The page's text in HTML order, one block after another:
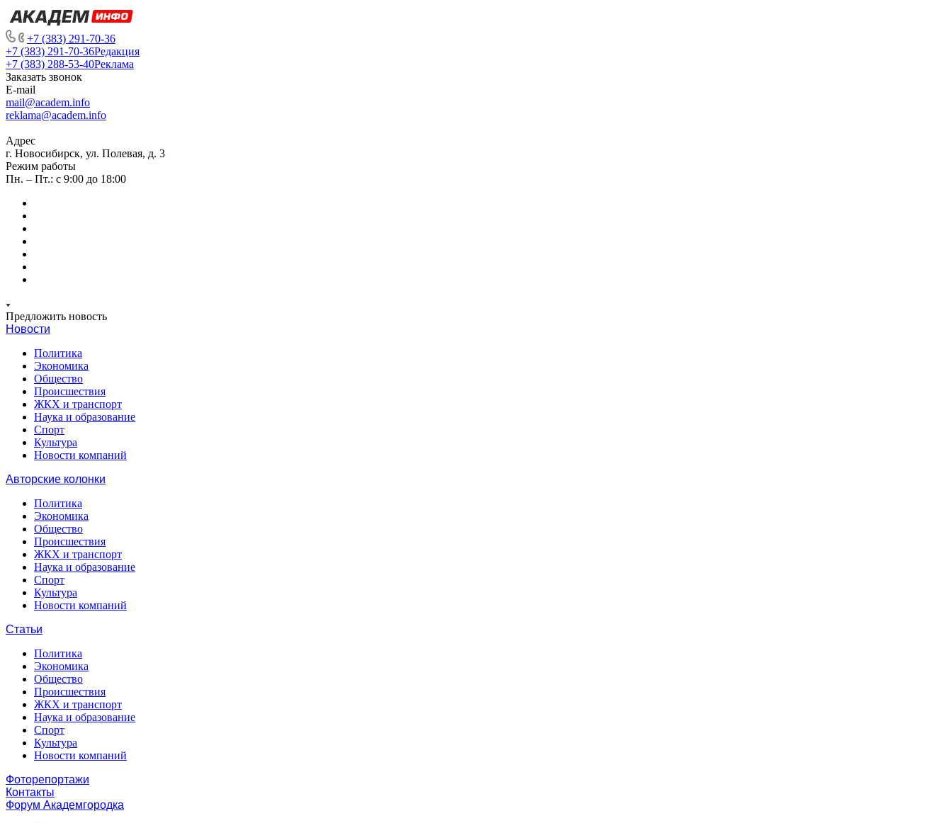
+7 (383) 291-70-36
+7 (383) 291-70-36Редакция
+7 (383) 288-53-40Реклама
Заказать звонок
E-mail
mail@academ.info
reklama@academ.info
Адрес
г. Новосибирск, ул. Полевая, д. 3
Режим работы
Пн. – Пт.: с 9:00 до 18:00
Предложить новость
Новости
Политика
Экономика
Общество
Происшествия
ЖКХ и транспорт
Наука и образование
Спорт
Культура
Новости компаний
Авторские колонки
Политика
Экономика
Общество
Происшествия
ЖКХ и транспорт
Наука и образование
Спорт
Культура
Новости компаний
Статьи
Политика
Экономика
Общество
Происшествия
ЖКХ и транспорт
Наука и образование
Спорт
Культура
Новости компаний
Фоторепортажи
Контакты
Форум Академгородка